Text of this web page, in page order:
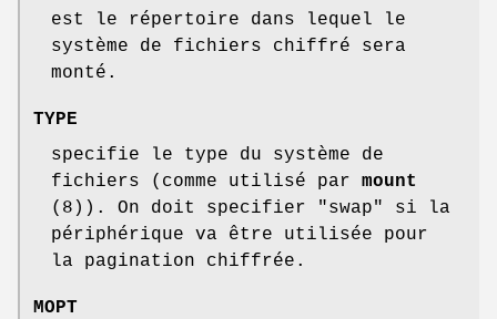
est le répertoire dans lequel le
système de fichiers chiffré sera
monté.
TYPE
specifie le type du système de
fichiers (comme utilisé par mount
(8)). On doit specifier "swap" si la
périphérique va être utilisée pour
la pagination chiffrée.
MOPT